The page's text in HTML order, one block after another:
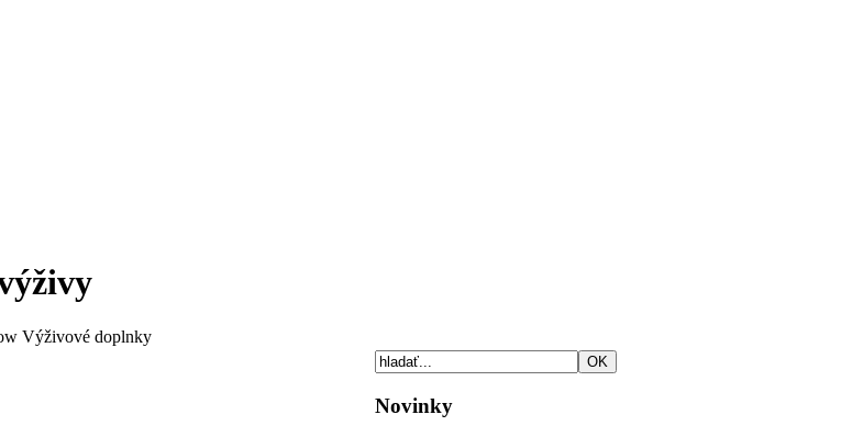
Výživové doplnky
Novinky